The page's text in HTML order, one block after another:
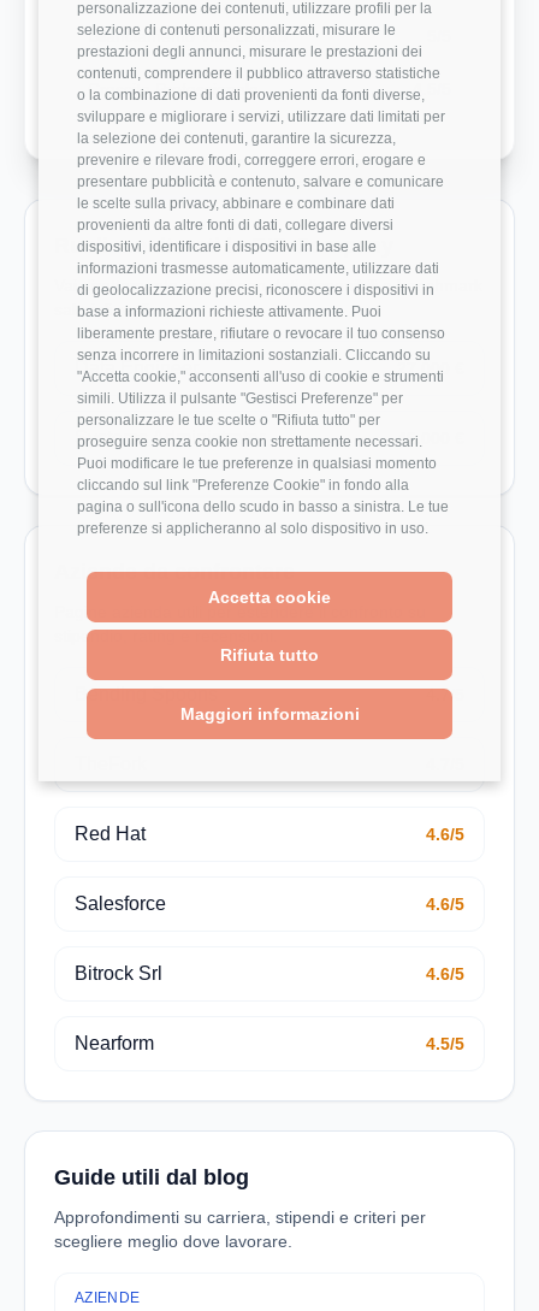
personalizzazione dei contenuti, utilizzare profili per la
selezione di contenuti personalizzati, misurare le
prestazioni degli annunci, misurare le prestazioni dei
contenuti, comprendere il pubblico attraverso statistiche
o la combinazione di dati provenienti da fonti diverse,
sviluppare e migliorare i servizi, utilizzare dati limitati per
la selezione dei contenuti, garantire la sicurezza,
prevenire e rilevare frodi, correggere errori, erogare e
presentare pubblicità e contenuto, salvare e comunicare
le scelte sulla privacy, abbinare e combinare dati
provenienti da altre fonti di dati, collegare diversi
dispositivi, identificare i dispositivi in base alle
informazioni trasmesse automaticamente, utilizzare dati
di geolocalizzazione precisi, riconoscere i dispositivi in
base a informazioni richieste attivamente. Puoi
liberamente prestare, rifiutare o revocare il tuo consenso
senza incorrere in limitazioni sostanziali. Cliccando su
"Accetta cookie," acconsenti all'uso di cookie e strumenti
simili. Utilizza il pulsante "Gestisci Preferenze" per
personalizzare le tue scelte o "Rifiuta tutto" per
proseguire senza cookie non strettamente necessari.
Puoi modificare le tue preferenze in qualsiasi momento
cliccando sul link "Preferenze Cookie" in fondo alla
pagina o sull'icona dello scudo in basso a sinistra. Le tue
preferenze si applicheranno al solo dispositivo in uso.
Accetta cookie
Rifiuta tutto
Maggiori informazioni
Bilanciamento Vita-Lavoro
Crescita Professionale 4.5/5
Ruoli monitorati in BID Company
Vai direttamente ai ruoli con dati disponibili e benchmark
salariali reali.
Data Engineer 27.000 €
Systems Administrator 45.000 €
Aziende da confrontare
Pagine azienda utili per estendere il confronto su
stipendio, rating e recensioni.
Bending Spoons 4.7/5
Red Hat 4.6/5
Salesforce 4.6/5
Bitrock Srl 4.6/5
Nearform 4.5/5
Guide utili dal blog
Approfondimenti su carriera, stipendi e criteri per
scegliere meglio dove lavorare.
AZIENDE